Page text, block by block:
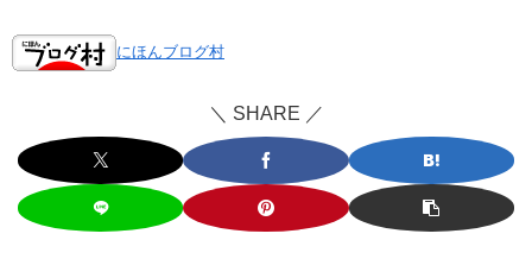
にほんブログ村
＼ SHARE ／